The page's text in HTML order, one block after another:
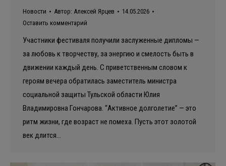
Новости Автор: Алексей Ярцев
14.05.2026
Оставить комментарий
Участники фестиваля получили заслуженные дипломы —
за любовь к творчеству, за энергию и смелость быть в
движении каждый день. С приветственным словом к
героям вечера обратилась заместитель министра
социальной защиты Тульской области Юлия
Владимировна Гончарова. “Активное долголетие” — это
ритм жизни, где возраст не помеха. Пусть этот золотой
век длится…